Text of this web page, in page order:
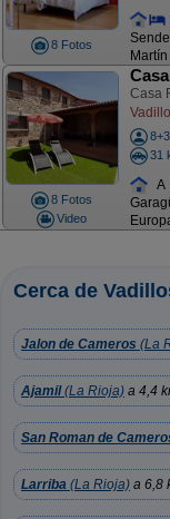
8 Fotos
8 Fotos
Video
Casa
31
A
Cerca de
Jalon de Cameros (La
Ajamil(La Rioja) a 4,4
San Roman de
Larriba (La Rioja) a 6,8